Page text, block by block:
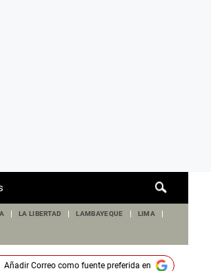
de
LA LIBERTAD LAMBAYEQUE LIMA
Añadir Correocomo fuente preferida en